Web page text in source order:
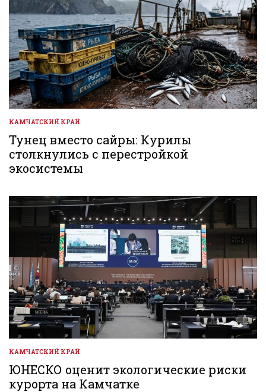
ОПУБЛИКОВАНО
В
КАМЧАТСКИЙ КРАЙ
Тунец вместо сайры: Курилы
столкнулись с перестройкой
экосистемы
ОПУБЛИКОВАНО
В
КАМЧАТСКИЙ КРАЙ
ЮНЕСКО оценит экологические риски
курорта на Камчатке